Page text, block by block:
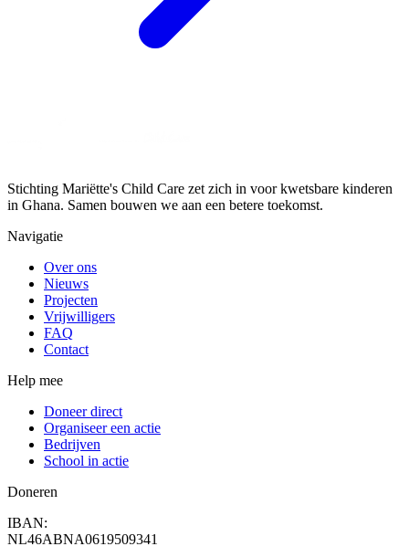
Stichting Mariëtte's Child Care zet zich in voor kwetsbare kinderen
in Ghana. Samen bouwen we aan een betere toekomst.
Navigatie
Over ons
Nieuws
Projecten
Vrijwilligers
FAQ
Contact
Help mee
Doneer direct
Organiseer een actie
Bedrijven
School in actie
Doneren
IBAN:
NL46ABNA0619509341